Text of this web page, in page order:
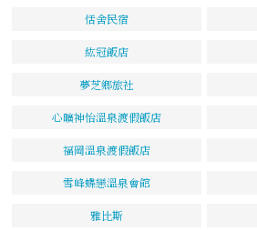
恬舍民宿
紘冠飯店
夢芝鄉旅社
心曠神怡溫泉渡假飯店
福岡溫泉渡假飯店
雪峰蝶戀溫泉會館
雅比斯